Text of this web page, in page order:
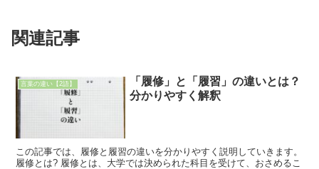
関連記事
言葉の違い【2語】
「履修」と「履習」の違いとは？
分かりやすく解釈
この記事では、履修と履習の違いを分かりやすく説明していきます。
履修とは? 履修とは、大学では決められた科目を受けて、おさめるこ